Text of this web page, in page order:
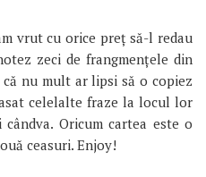
vrut cu orice preț să-l redau
zeci de frangmențele din
că nu mult ar lipsi să o copiez
celelalte fraze la locul lor
Oricum cartea este o
ceasuri. Enjoy!